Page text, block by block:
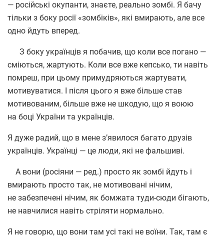
— російські окупанти, знаєте, реально зомбі. Я бачу
тільки з боку росії «зомбіків», які вмирають, але все
одно йдуть вперед.
З боку українців я побачив, що коли все погано —
сміються, жартують. Коли все вже кепсько, ти навіть
помреш, при цьому примудряються жартувати,
мотивуватися. І після цього я вже більше став
мотивованим, більше вже не шкодую, що я воюю
на боці України та українців.
Я дуже радий, що в мене з’явилося багато друзів
українців. Українці — це люди, які не фальшиві.
А вони (росіяни — ред.) просто як зомбі йдуть і
вмирають просто так, не мотивовані нічим,
не забезпечені нічим, як бомжата туди-сюди бігають,
не навчилися навіть стріляти нормально.
Я не говорю, що вони там усі такі не воїни. Так, там є